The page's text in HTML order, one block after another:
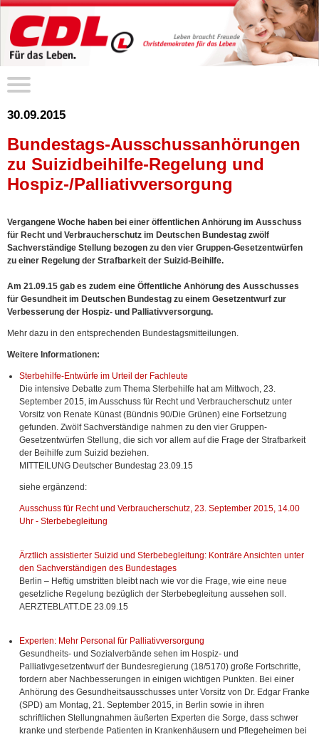
30.09.2015
Bundestags-Ausschussanhörungen
zu Suizidbeihilfe-Regelung und
Hospiz-/Palliativversorgung
Vergangene Woche haben bei einer öffentlichen Anhörung im Ausschuss
für Recht und Verbraucherschutz im Deutschen Bundestag zwölf
Sachverständige Stellung bezogen zu den vier Gruppen-Gesetzentwürfen
zu einer Regelung der Strafbarkeit der Suizid-Beihilfe.
Am 21.09.15 gab es zudem eine Öffentliche Anhörung des Ausschusses
für Gesundheit im Deutschen Bundestag zu einem Gesetzentwurf zur
Verbesserung der Hospiz- und Palliativversorgung.
Mehr dazu in den entsprechenden Bundestagsmitteilungen.
Weitere Informationen:
Sterbehilfe-Entwürfe im Urteil der Fachleute
Die intensive Debatte zum Thema Sterbehilfe hat am Mittwoch, 23.
September 2015, im Ausschuss für Recht und Verbraucherschutz unter
Vorsitz von Renate Künast (Bündnis 90/Die Grünen) eine Fortsetzung
gefunden. Zwölf Sachverständige nahmen zu den vier Gruppen-
Gesetzentwürfen Stellung, die sich vor allem auf die Frage der Strafbarkeit
der Beihilfe zum Suizid beziehen.
MITTEILUNG Deutscher Bundestag 23.09.15
siehe ergänzend:
Ausschuss für Recht und Verbraucherschutz, 23. September 2015, 14.00
Uhr - Sterbebegleitung
Ärztlich assistierter Suizid und Sterbebegleitung: Konträre Ansichten unter
den Sachverständigen des Bundestages
Berlin – Heftig umstritten bleibt nach wie vor die Frage, wie eine neue
gesetzliche Regelung bezüglich der Sterbebegleitung aussehen soll.
AERZTEBLATT.DE 23.09.15
Experten: Mehr Personal für Palliativversorgung
Gesundheits- und Sozialverbände sehen im Hospiz- und
Palliativgesetzentwurf der Bundesregierung (18/5170) große Fortschritte,
fordern aber Nachbesserungen in einigen wichtigen Punkten. Bei einer
Anhörung des Gesundheitsausschusses unter Vorsitz von Dr. Edgar Franke
(SPD) am Montag, 21. September 2015, in Berlin sowie in ihren
schriftlichen Stellungnahmen äußerten Experten die Sorge, dass schwer
kranke und sterbende Patienten in Krankenhäusern und Pflegeheimen bei